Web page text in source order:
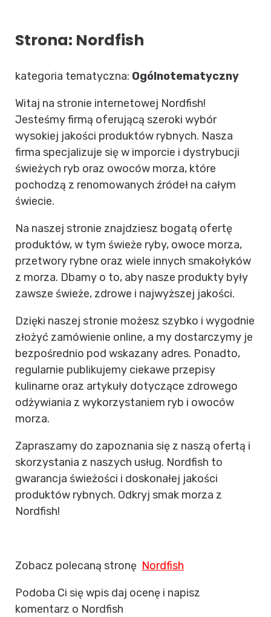
Strona: Nordfish
kategoria tematyczna: Ogólnotematyczny
Witaj na stronie internetowej Nordfish!
Jesteśmy firmą oferującą szeroki wybór
wysokiej jakości produktów rybnych. Nasza
firma specjalizuje się w imporcie i dystrybucji
świeżych ryb oraz owoców morza, które
pochodzą z renomowanych źródeł na całym
świecie.
Na naszej stronie znajdziesz bogatą ofertę
produktów, w tym świeże ryby, owoce morza,
przetwory rybne oraz wiele innych smakołyków
z morza. Dbamy o to, aby nasze produkty były
zawsze świeże, zdrowe i najwyższej jakości.
Dzięki naszej stronie możesz szybko i wygodnie
złożyć zamówienie online, a my dostarczymy je
bezpośrednio pod wskazany adres. Ponadto,
regularnie publikujemy ciekawe przepisy
kulinarne oraz artykuły dotyczące zdrowego
odżywiania z wykorzystaniem ryb i owoców
morza.
Zapraszamy do zapoznania się z naszą ofertą i
skorzystania z naszych usług. Nordfish to
gwarancja świeżości i doskonałej jakości
produktów rybnych. Odkryj smak morza z
Nordfish!
Zobacz polecaną stronę Nordfish
Podoba Ci się wpis daj ocenę i napisz
komentarz o Nordfish